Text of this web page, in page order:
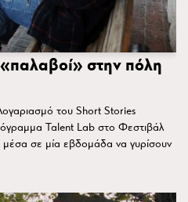
στην πόλη
του Short Stories
Talent Lab στο Φεστιβάλ
σε μία εβδομάδα να γυρίσουν